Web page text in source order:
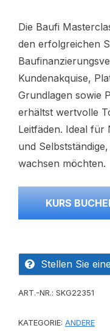
Die Baufi
den erfolgreichen
Kundenakquise,
Grundlagen sowie
erhältst wertvolle
Leitfäden. Ideal für
und
wachsen möchten.
KURS
Stellen Sie
ART.-NR.: SKG22351
KATEGORIE: ANDERE